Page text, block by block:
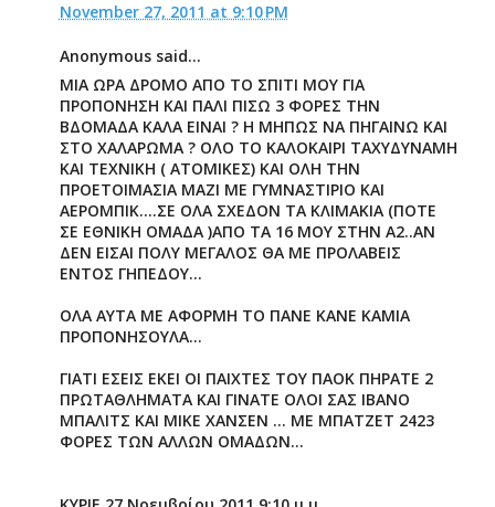
November 27, 2011 at 9:10 PM
Anonymous said...
ΜΙΑ ΩΡΑ ΔΡΟΜΟ ΑΠΟ ΤΟ ΣΠΙΤΙ ΜΟΥ ΓΙΑ
ΠΡΟΠΟΝΗΣΗ ΚΑΙ ΠΑΛΙ ΠΙΣΩ 3 ΦΟΡΕΣ ΤΗΝ
ΒΔΟΜΑΔΑ ΚΑΛΑ ΕΙΝΑΙ ? Η ΜΗΠΩΣ ΝΑ ΠΗΓΑΙΝΩ ΚΑΙ
ΣΤΟ ΧΑΛΑΡΩΜΑ ? ΟΛΟ ΤΟ ΚΑΛΟΚΑΙΡΙ ΤΑΧΥΔΥΝΑΜΗ
ΚΑΙ ΤΕΧΝΙΚΗ ( ΑΤΟΜΙΚΕΣ) ΚΑΙ ΟΛΗ ΤΗΝ
ΠΡΟΕΤΟΙΜΑΣΙΑ ΜΑΖΙ ΜΕ ΓΥΜΝΑΣΤΙΡΙΟ ΚΑΙ
ΑΕΡΟΜΠΙΚ....ΣΕ ΟΛΑ ΣΧΕΔΟΝ ΤΑ ΚΛΙΜΑΚΙΑ (ΠΟΤΕ
ΣΕ ΕΘΝΙΚΗ ΟΜΑΔΑ )ΑΠΟ ΤΑ 16 ΜΟΥ ΣΤΗΝ Α2..ΑΝ
ΔΕΝ ΕΙΣΑΙ ΠΟΛΥ ΜΕΓΑΛΟΣ ΘΑ ΜΕ ΠΡΟΛΑΒΕΙΣ
ΕΝΤΟΣ ΓΗΠΕΔΟΥ...
ΟΛΑ ΑΥΤΑ ΜΕ ΑΦΟΡΜΗ ΤΟ ΠΑΝΕ ΚΑΝΕ ΚΑΜΙΑ
ΠΡΟΠΟΝΗΣΟΥΛΑ...
ΓΙΑΤΙ ΕΣΕΙΣ ΕΚΕΙ ΟΙ ΠΑΙΧΤΕΣ ΤΟΥ ΠΑΟΚ ΠΗΡΑΤΕ 2
ΠΡΩΤΑΘΛΗΜΑΤΑ ΚΑΙ ΓΙΝΑΤΕ ΟΛΟΙ ΣΑΣ ΙΒΑΝΟ
ΜΠΑΛΙΤΣ ΚΑΙ ΜΙΚΕ ΧΑΝΣΕΝ ... ΜΕ ΜΠΑΤΖΕΤ 2423
ΦΟΡΕΣ ΤΩΝ ΑΛΛΩΝ ΟΜΑΔΩΝ...